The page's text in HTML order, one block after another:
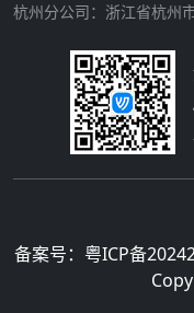
杭州分公司：浙江省杭州
备案号： 粤ICP备